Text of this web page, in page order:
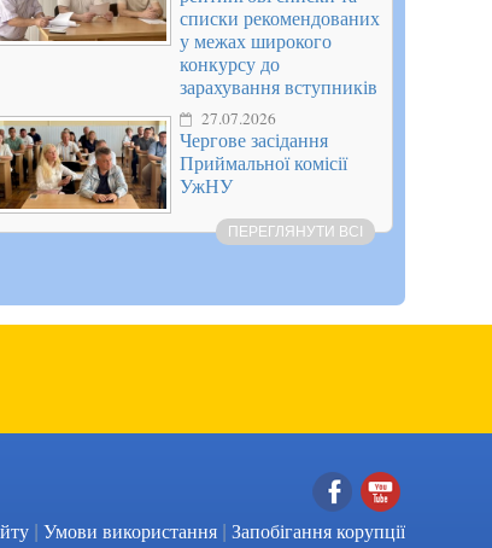
списки рекомендованих
у межах широкого
конкурсу до
зарахування вступників
27.07.2026
Чергове засідання
Приймальної комісії
УжНУ
ПЕРЕГЛЯНУТИ ВСІ
Facebook
YouTube
| Умови використання | Запобігання корупції